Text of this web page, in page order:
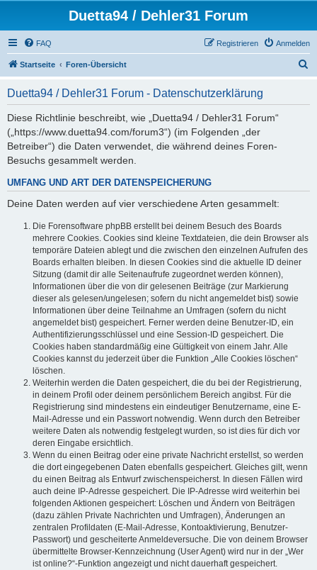
Duetta94 / Dehler31 Forum
FAQ Anmelden
Registrieren
Startseite Foren-Übersicht
Duetta94 / Dehler31 Forum - Datenschutzerklärung
Diese Richtlinie beschreibt, wie „Duetta94 / Dehler31 Forum“
(„https://www.duetta94.com/forum3“) (im Folgenden „der
Betreiber“) die Daten verwendet, die während deines Foren-
Besuchs gesammelt werden.
UMFANG UND ART DER DATENSPEICHERUNG
Deine Daten werden auf vier verschiedene Arten gesammelt:
Die Forensoftware phpBB erstellt bei deinem Besuch des Boards
mehrere Cookies. Cookies sind kleine Textdateien, die dein Browser als
temporäre Dateien ablegt und die zwischen den einzelnen Aufrufen des
Boards erhalten bleiben. In diesen Cookies sind die aktuelle ID deiner
Sitzung (damit dir alle Seitenaufrufe zugeordnet werden können),
Informationen über die von dir gelesenen Beiträge (zur Markierung
dieser als gelesen/ungelesen; sofern du nicht angemeldet bist) sowie
Informationen über deine Teilnahme an Umfragen (sofern du nicht
angemeldet bist) gespeichert. Ferner werden deine Benutzer-ID, ein
Authentifizierungsschlüssel und eine Session-ID gespeichert. Die
Cookies haben standardmäßig eine Gültigkeit von einem Jahr. Alle
Cookies kannst du jederzeit über die Funktion „Alle Cookies löschen“
löschen.
Weiterhin werden die Daten gespeichert, die du bei der Registrierung,
in deinem Profil oder deinem persönlichem Bereich angibst. Für die
Registrierung sind mindestens ein eindeutiger Benutzername, eine E-
Mail-Adresse und ein Passwort notwendig. Wenn durch den Betreiber
weitere Daten als notwendig festgelegt wurden, so ist dies für dich vor
deren Eingabe ersichtlich.
Wenn du einen Beitrag oder eine private Nachricht erstellst, so werden
die dort eingegebenen Daten ebenfalls gespeichert. Gleiches gilt, wenn
du einen Beitrag als Entwurf zwischenspeicherst. In diesen Fällen wird
auch deine IP-Adresse gespeichert. Die IP-Adresse wird weiterhin bei
folgenden Aktionen gespeichert: Löschen und Ändern von Beiträgen
(dazu zählen Private Nachrichten und Umfragen), Änderungen an
zentralen Profildaten (E-Mail-Adresse, Kontoaktivierung, Benutzer-
Passwort) und gescheiterte Anmeldeversuche. Die von deinem Browser
übermittelte Browser-Kennzeichnung (User Agent) wird nur in der „Wer
ist online?“-Funktion angezeigt und nicht dauerhaft gespeichert.